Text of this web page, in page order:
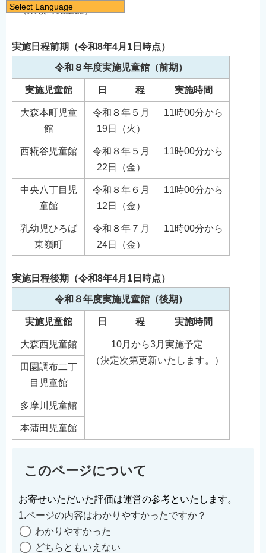
（東嶺町児童館）
実施日程前期（令和8年4月1日時点）
令和８年度実施児童館（前期）
実施児童館 日 程 実施時間
大森本町児童
館
令和８年５月
19日（火）
11時00分から
西糀谷児童館
令和８年５月
22日（金）
11時00分から
中央八丁目児
童館
令和８年６月
12日（金）
11時00分から
乳幼児ひろば
東嶺町
令和８年７月
24日（金）
11時00分から
実施日程後期（令和8年4月1日時点）
令和８年度実施児童館（後期）
実施児童館 日 程 実施時間
大森西児童館
10月から3月実施予定
（決定次第更新いたします。）
田園調布二丁
目児童館
多摩川児童館
本蒲田児童館
このページについて
お寄せいただいた評価は運営の参考といたします。
1.ページの内容はわかりやすかったですか？
わかりやすかった
どちらともいえない
Select Language
English
简体中文
繁體中文
한국어
नेपाली